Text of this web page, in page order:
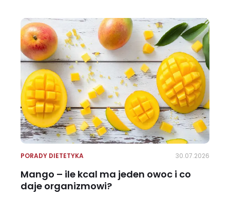
PORADY DIETETYKA 30.07.2026
Mango – ile kcal ma jeden owoc i co
daje organizmowi?